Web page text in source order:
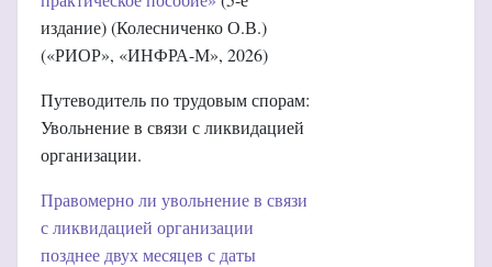
издание) (Колесниченко О.В.)
(«РИОР», «ИНФРА-М», 2026)
Путеводитель по трудовым спорам:
Увольнение в связи с ликвидацией
организации.
Правомерно ли увольнение в связи
с ликвидацией организации
позднее двух месяцев с даты